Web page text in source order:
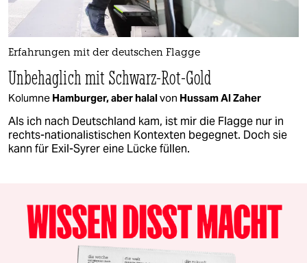
Erfahrungen mit der deutschen Flagge
Unbehaglich mit Schwarz-Rot-Gold
Kolumne Hamburger, aber halalvon Hussam Al Zaher
Als ich nach Deutschland kam, ist mir die Flagge nur in
rechts-nationalistischen Kontexten begegnet. Doch sie
kann für Exil-Syrer eine Lücke füllen.